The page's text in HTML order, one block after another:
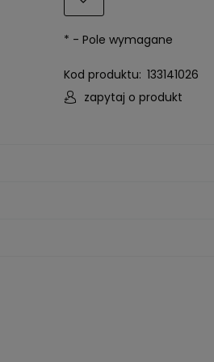
* - Pole wymagane
Kod produktu: 133141026
zapytaj o produkt